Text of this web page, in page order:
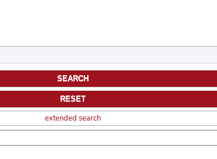
extended search